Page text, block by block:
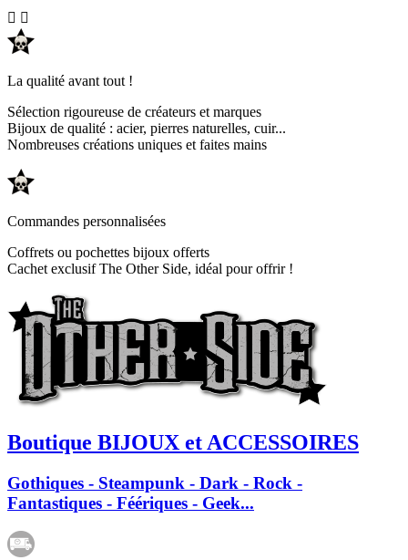
 
La qualité avant tout !
Sélection rigoureuse de créateurs et marques
Bijoux de qualité : acier, pierres naturelles, cuir...
Nombreuses créations uniques et faites mains
Commandes personnalisées
Coffrets ou pochettes bijoux offerts
Cachet exclusif The Other Side, idéal pour offrir !
Boutique BIJOUX et ACCESSOIRES
Gothiques - Steampunk - Dark - Rock -
Fantastiques - Féériques - Geek...